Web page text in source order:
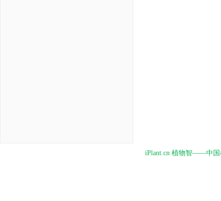
iPlant.cn 植物智——中国